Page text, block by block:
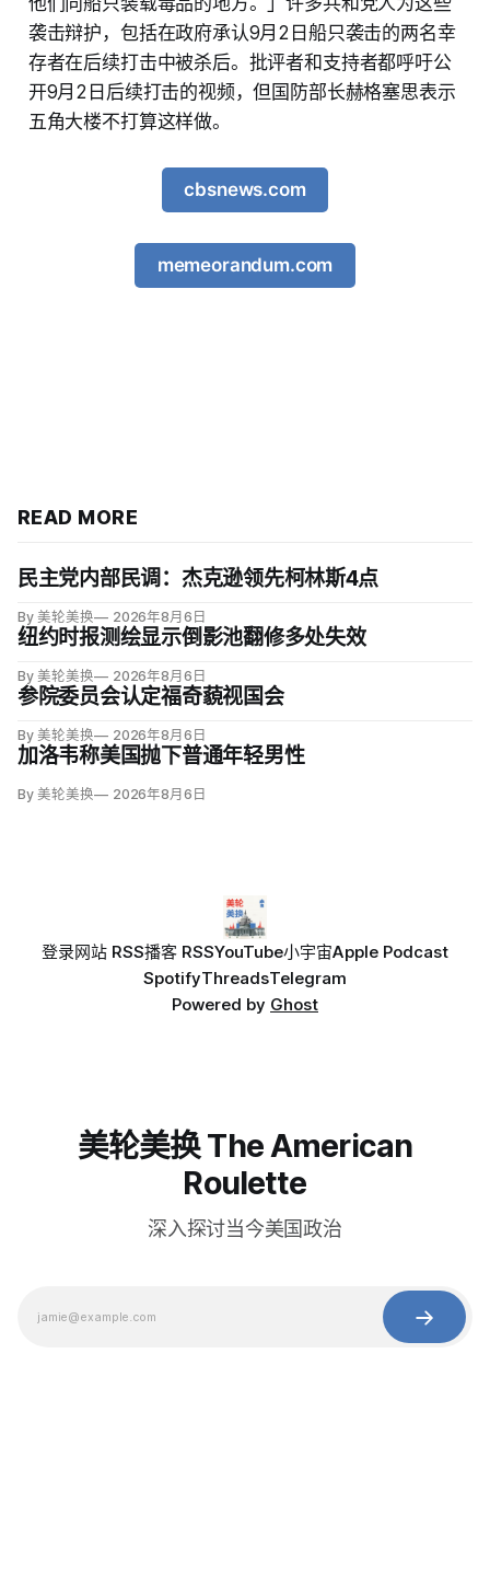
袭击辩护，包括在政府承认9月2日船只袭击的两名幸
存者在后续打击中被杀后。批评者和支持者都呼吁公
开9月2日后续打击的视频，但国防部长赫格塞思表示
五角大楼不打算这样做。
cbsnews.com
memeorandum.com
READ MORE
民主党内部民调：杰克逊领先柯林斯4点
By 美轮美换 2026年8月6日
纽约时报测绘显示倒影池翻修多处失效
By 美轮美换 2026年8月6日
参院委员会认定福奇藐视国会
By 美轮美换 2026年8月6日
加洛韦称美国抛下普通年轻男性
By 美轮美换 2026年8月6日
登录网站 RSS播客 RSSYouTube小宇宙Apple Podcast
SpotifyThreadsTelegram
Powered by Ghost
美轮美换 The American
Roulette
深入探讨当今美国政治